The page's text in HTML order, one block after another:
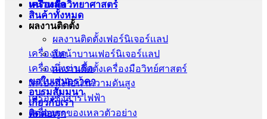
หน้าหลัก
สินค้าทั้งหมด
ผลงานติดตั้ง
ผลงานติดตั้งเฟอร์นิเจอร์เเลป
สีหน้าบานเฟอร์นิเจอร์เเลป
ผลงานติดตั้งเครื่องมือวิทย์ศาสตร์
ขอใบเสนอราคา
อบรมสัมมนา
เกี่ยวกับเรา
ติดต่อเรา
เครื่องมือวิทยาศาสตร์
เครื่องบด
เครื่องนึ่งฆ่าเชื้อ
เครื่องนึ่งไอน้ำความดันสูง
เครื่องชั่งสารไฟฟ้า
เครื่องดูดของเหลวตัวอย่าง